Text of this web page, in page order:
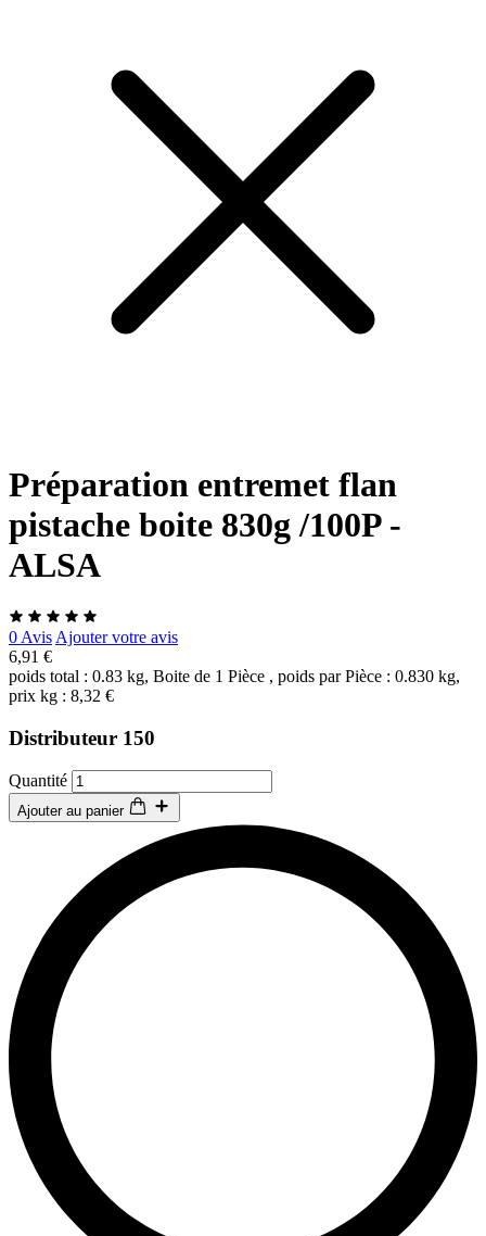
Préparation entremet flan
pistache boite 830g /100P -
ALSA
0 Avis Ajouter votre avis
6,91 €
poids total : 0.83 kg, Boite de 1 Pièce , poids par Pièce : 0.830 kg,
prix kg : 8,32 €
Distributeur 150
Quantité
Ajouter au panier